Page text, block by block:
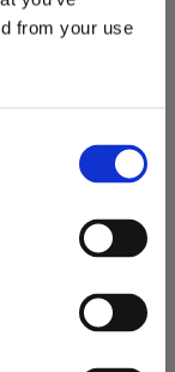
from your use
innovativi